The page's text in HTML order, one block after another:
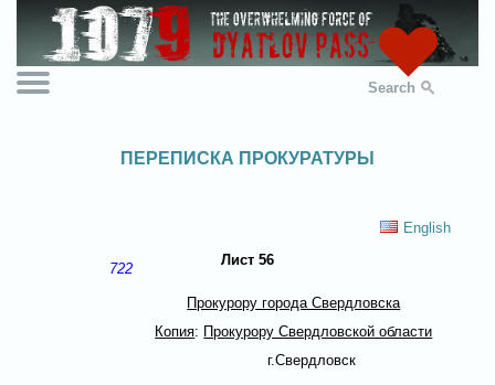
Search
ПЕРЕПИСКА ПРОКУРАТУРЫ
English
Лист 56
722
Прокурору города Свердловска
Копия: Прокурору Свердловской области
г.Свердловск